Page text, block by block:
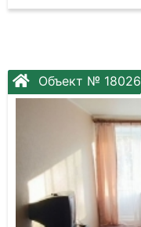
Объект № 18026